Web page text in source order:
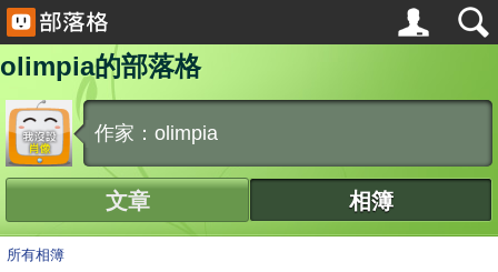
olimpia的部落格
作家：olimpia
文章 相簿
所有相簿